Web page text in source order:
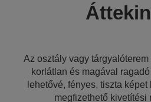
Az osztály vagy
korlátlan és magával
lehetővé, fényes, tiszta
megfizethető kivetítési